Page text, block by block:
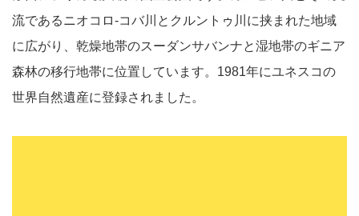
流であるニオコロ-コバ川とクルントゥ川に挟まれた地域
に広がり、乾燥地帯のスーダンサバンナと湿地帯のギニア
森林の移行地帯に位置しています。1981年にユネスコの
世界自然遺産に登録されました。